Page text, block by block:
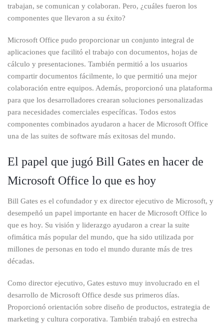
trabajan, se comunican y colaboran. Pero, ¿cuáles fueron los
componentes que llevaron a su éxito?
Microsoft Office pudo proporcionar un conjunto integral de
aplicaciones que facilitó el trabajo con documentos, hojas de
cálculo y presentaciones. También permitió a los usuarios
compartir documentos fácilmente, lo que permitió una mejor
colaboración entre equipos. Además, proporcionó una plataforma
para que los desarrolladores crearan soluciones personalizadas
para necesidades comerciales específicas. Todos estos
componentes combinados ayudaron a hacer de Microsoft Office
una de las suites de software más exitosas del mundo.
El papel que jugó Bill Gates en hacer de
Microsoft Office lo que es hoy
Bill Gates es el cofundador y ex director ejecutivo de Microsoft, y
desempeñó un papel importante en hacer de Microsoft Office lo
que es hoy. Su visión y liderazgo ayudaron a crear la suite
ofimática más popular del mundo, que ha sido utilizada por
millones de personas en todo el mundo durante más de tres
décadas.
Como director ejecutivo, Gates estuvo muy involucrado en el
desarrollo de Microsoft Office desde sus primeros días.
Proporcionó orientación sobre diseño de productos, estrategia de
marketing y cultura corporativa. También trabajó en estrecha